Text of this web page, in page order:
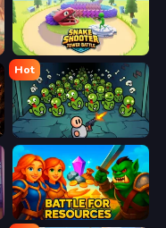
Snake Shooter: Tower Battle
Hot
Base Defence
Battle for Resources